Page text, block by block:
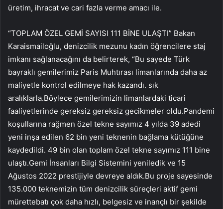
üretim, ihracat ve cari fazla verme amacı ile.
“TOPLAM ÖZEL GEMİ SAYISI 111 BİNE ULAŞTI” Bakan
Karaismailoğlu, denizcilik mezunu kadın öğrencilere staj
imkanı sağlanacağını da belirterek, “Bu sayede Türk
bayraklı gemilerimiz Paris Muhtırası limanlarında daha az
maliyetle kontrol edilmeye hak kazandı. sık
aralıklarla.Böylece gemilerimizin limanlardaki ticari
faaliyetlerinde gereksiz gereksiz gecikmeler oldu.Pandemi
koşullarına rağmen özel tekne sayımız 4 yılda 39 adedi
yeni inşa edilen 62 bin yeni teknenin bağlama kütüğüne
kaydedildi. 49 bin olan toplam özel tekne sayımız 111 bine
ulaştı.Gemi İnsanları Bilgi Sistemini yeniledik ve 15
Ağustos 2022 prestijiyle devreye aldık.Bu proje sayesinde
135.000 teknemizin tüm denizcilik süreçleri aktif gemi
mürettebatı çok daha hızlı, belgesiz ve inançlı bir şekilde